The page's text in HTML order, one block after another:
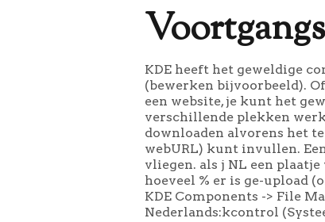
KDE heeft het geweldige
(bewerken bijvoorbeeld).
een website, je kunt het
verschillende plekken
downloaden alvorens het
webURL) kunt invullen.
vliegen. als j NL een
hoeveel % er is ge-upload
KDE Components -> File
Nederlands:kcontrol